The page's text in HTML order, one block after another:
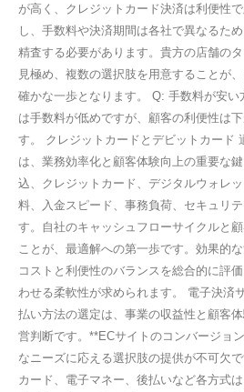
が高く、クレジットカード決済は利便性
し、手数料や決済期間は各社で異なるた
精査する必要があります。貴方の店舗の
見極め、複数の選択肢を用意することが
確かな一歩となります。 Q: 手数料が安
は手数料が低めですが、顧客の利便性は
す。 クレジットカードとデビットカード
は、業務効率化と顧客体験向上の重要な
込、クレジットカード、デジタルウォレ
料、入金スピード、事務負荷、セキュリ
す。自社のキャッシュフローサイクルと
ことが、最適解への第一歩です。効果的
コストと利便性のバランスを総合的に評
わせる柔軟性が求められます。 電子決済
払い方法の選定は、事業の収益性と顧客
営判断です。**ECサイトのコンバージョ
なニーズに応える選択肢の提供が不可欠
カード、電子マネー、後払いなど各方式